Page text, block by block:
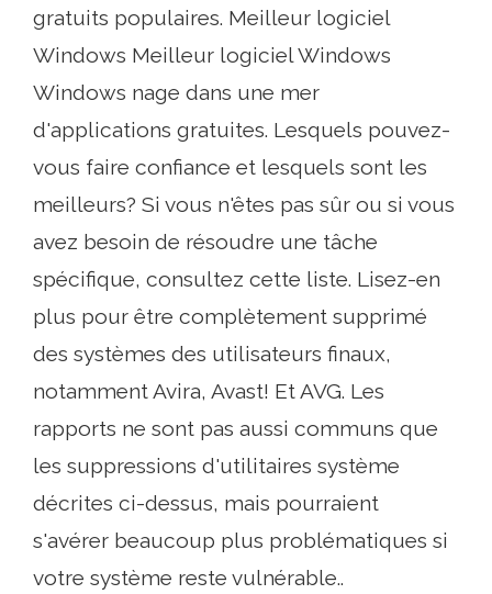
gratuits populaires. Meilleur logiciel
Windows Meilleur logiciel Windows
Windows nage dans une mer
d'applications gratuites. Lesquels pouvez-
vous faire confiance et lesquels sont les
meilleurs? Si vous n'êtes pas sûr ou si vous
avez besoin de résoudre une tâche
spécifique, consultez cette liste. Lisez-en
plus pour être complètement supprimé
des systèmes des utilisateurs finaux,
notamment Avira, Avast! Et AVG. Les
rapports ne sont pas aussi communs que
les suppressions d'utilitaires système
décrites ci-dessus, mais pourraient
s'avérer beaucoup plus problématiques si
votre système reste vulnérable..